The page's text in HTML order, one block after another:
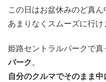
この日はお盆休みのど真
あまりなくスムーズに行け
姫路セントラルパークで
パーク 。
自分のクルマでそのまま